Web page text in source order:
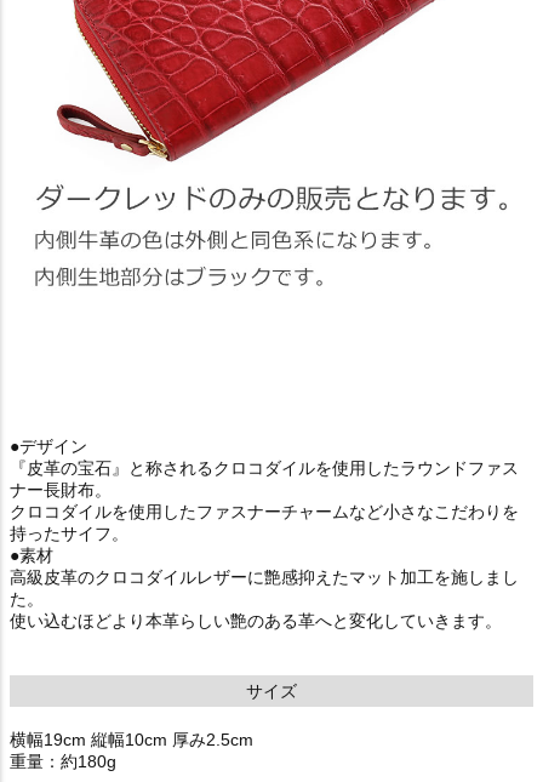
●デザイン
『皮革の宝石』と称されるクロコダイルを使用したラウンドファス
ナー長財布。
クロコダイルを使用したファスナーチャームなど小さなこだわりを
持ったサイフ。
●素材
高級皮革のクロコダイルレザーに艶感抑えたマット加工を施しまし
た。
使い込むほどより本革らしい艶のある革へと変化していきます。
サイズ
横幅19cm 縦幅10cm 厚み2.5cm
重量：約180g